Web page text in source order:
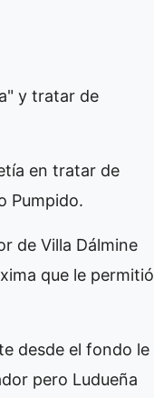
y tratar de
en tratar de
Pumpido.
de Villa Dálmine
que le permitió
desde el fondo le
pero Ludueña